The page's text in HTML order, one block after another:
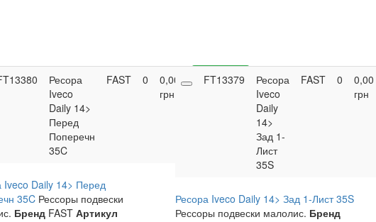
Ресора
Iveco
Daily 14>
Перед
Поперечн
35C
FAST 0
0,00
грн
Купить
Iveco Daily 14> Перед
35C Рессоры подвески
БрендFAST Артикул
FT13379
Ресора
Iveco
Daily
14>
Зад 1-
Лист
35S
FAST 0
0,00
грн
Ресора Iveco Daily 14> Зад 1-Лист 35S
Рессоры подвески малолис. Бренд